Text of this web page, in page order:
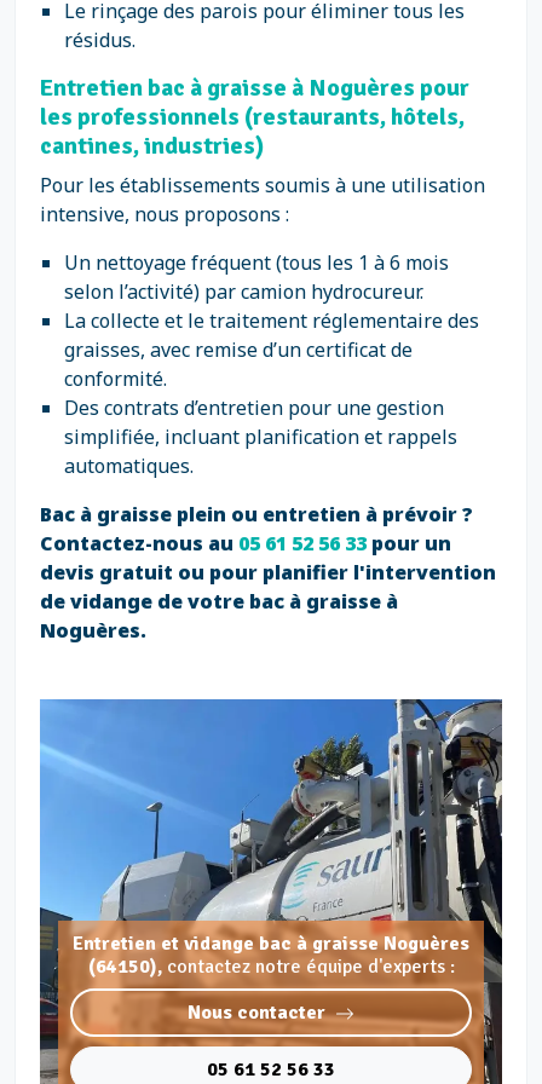
Le rinçage des parois pour éliminer tous les
résidus.
Entretien bac à graisse à Noguères pour
les professionnels (restaurants, hôtels,
cantines, industries)
Pour les établissements soumis à une utilisation
intensive, nous proposons :
Un nettoyage fréquent (tous les 1 à 6 mois
selon l’activité) par camion hydrocureur.
La collecte et le traitement réglementaire des
graisses, avec remise d’un certificat de
conformité.
Des contrats d’entretien pour une gestion
simplifiée, incluant planification et rappels
automatiques.
Bac à graisse plein ou entretien à prévoir ?
Contactez-nous au 05 61 52 56 33 pour un
devis gratuit ou pour planifier l'intervention
de vidange de votre bac à graisse à
Noguères.
Entretien et vidange bac à graisse Noguères
(64150), contactez notre équipe d'experts :
Nous contacter
05 61 52 56 33